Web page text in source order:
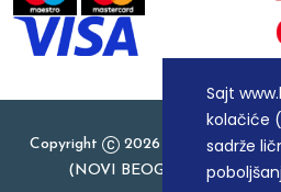
Sajt
kolačiće
sadrže
Copyright
2026 Knjizara.com -
(NOVI BEOGRAD), PIB: